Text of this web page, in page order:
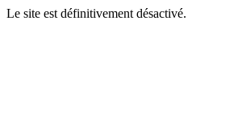
Le site est définitivement désactivé.